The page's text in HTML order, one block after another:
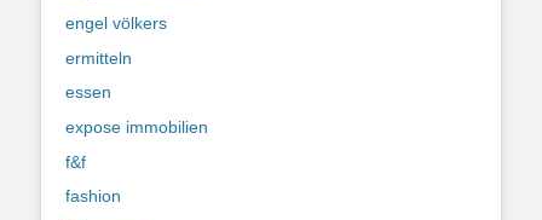
engel völkers
ermitteln
essen
expose immobilien
f&f
fashion